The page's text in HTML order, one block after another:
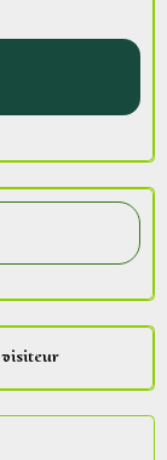
visiteur